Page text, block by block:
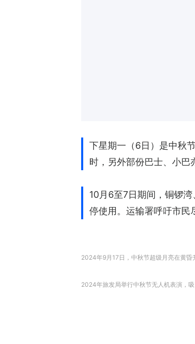
下星期一（6日）是中秋
时，另外部份巴士、小巴
10月6至7日期间，铜锣
停使用。运输署呼吁市民
2024年9月17日，中秋节超级月亮在黄昏
2024年旅发局举行中秋节无人机表演，